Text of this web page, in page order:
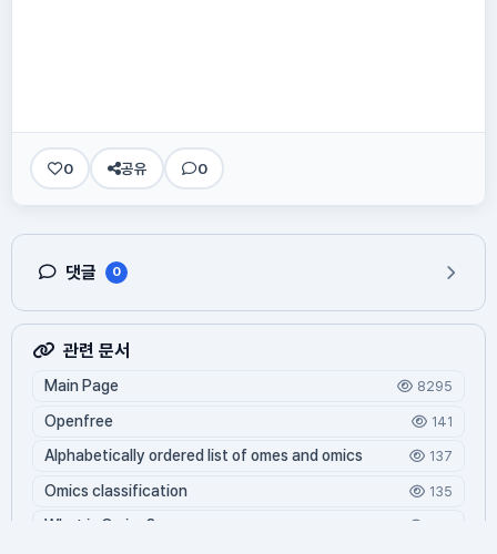
0 공유 0
댓글 0
관련 문서
Main Page 8295
Openfree 141
Alphabetically ordered list of omes and omics 137
Omics classification 135
What is Oming?